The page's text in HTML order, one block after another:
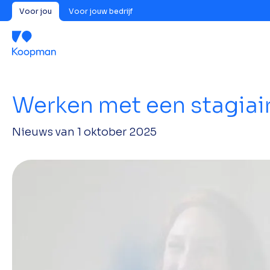
Voor jou Voor jouw bedrijf
Werken met een
Nieuws van 1 oktober 2025